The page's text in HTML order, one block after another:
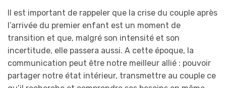
Il est important de rappeler que la crise du couple après
l’arrivée du premier enfant est un moment de
transition et que, malgré son intensité et son
incertitude, elle passera aussi. A cette époque, la
communication peut être notre meilleur allié : pouvoir
partager notre état intérieur, transmettre au couple ce